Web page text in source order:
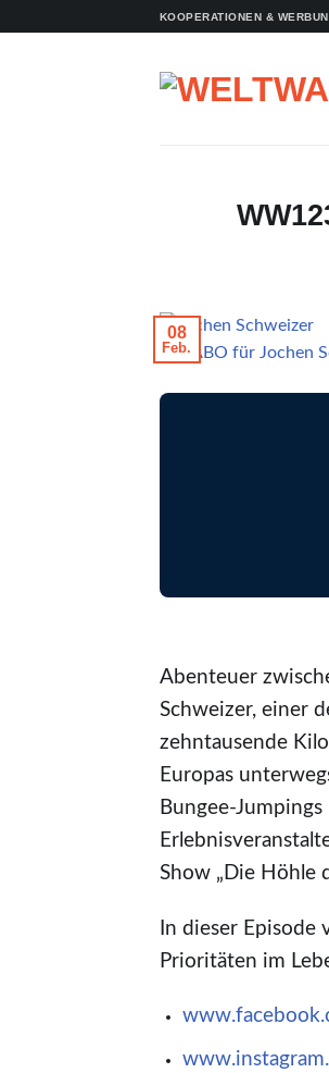
KOOPERATIONEN &
© GABO für Jochen
08
Feb.
Abenteuer
Schweizer, einer
zehntausende
Europas
Bungee-
Show „Die Höhle
In dieser
Prioritäten im